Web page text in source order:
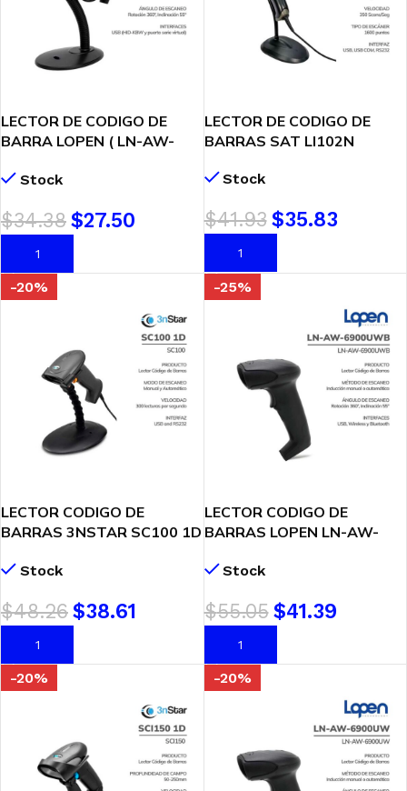
LECTOR DE CODIGO DE
BARRA LOPEN ( LN-AW-
Stock
$34.38$27.50
AÑADIR AL CARRITO
LECTOR DE CODIGO DE
BARRAS SAT LI102N
Stock
$41.93 $35.83
AÑADIR AL CARRITO
-20%
LECTOR CODIGO DE
BARRAS 3NSTAR SC100 1D
Stock
$48.26$38.61
AÑADIR AL CARRITO
-25%
LECTOR CODIGO DE
BARRAS LOPEN LN-AW-
USB/WIFI/BLUETOOTH
Stock
$55.05 $41.39
AÑADIR AL CARRITO
-20% -20%